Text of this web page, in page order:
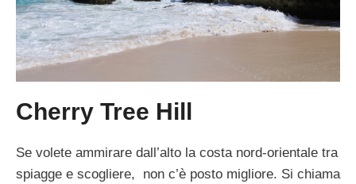
Cherry Tree Hill
Se volete ammirare dall’alto la costa nord-orientale tra
spiagge e scogliere, non c’è posto migliore. Si chiama